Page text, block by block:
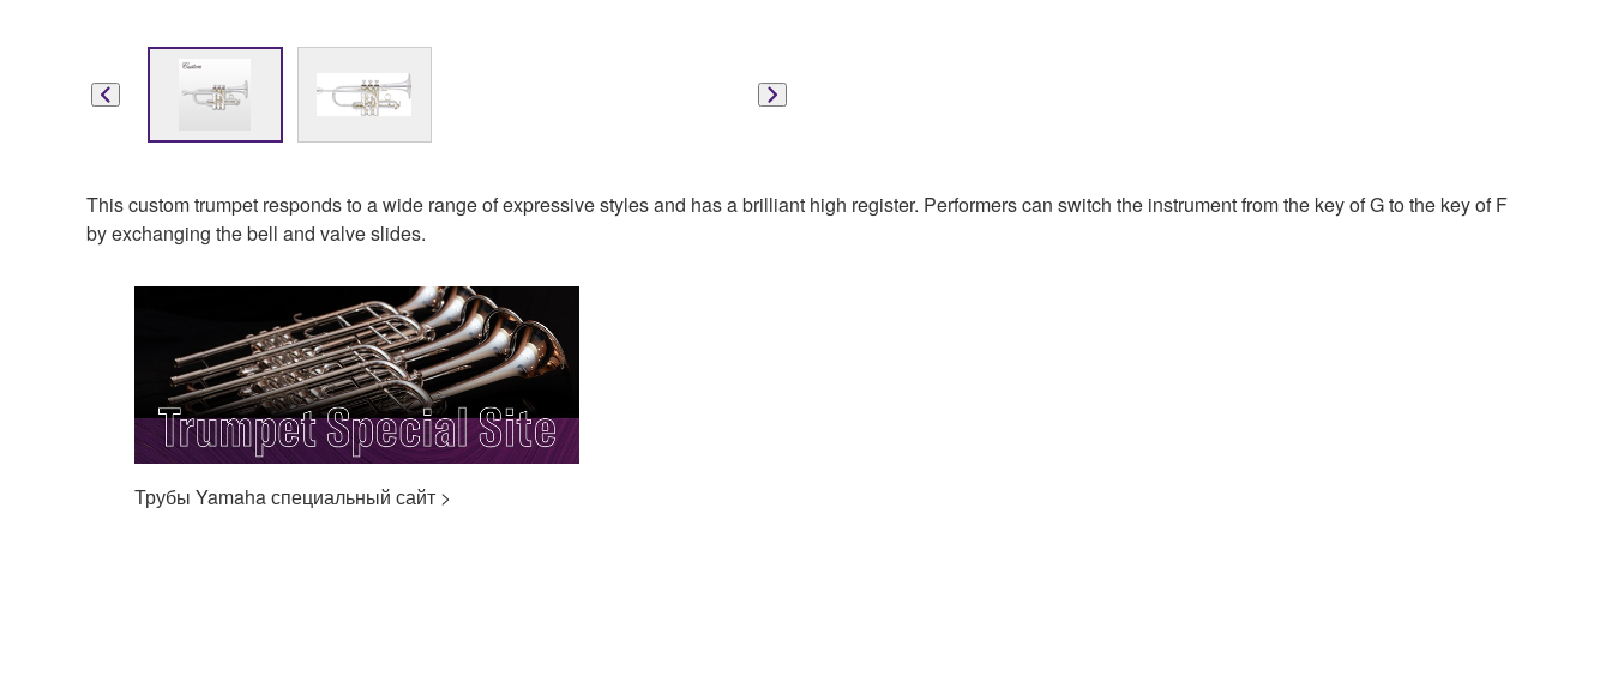
This custom trumpet responds to a wide range of expressive styles and has a brilliant high register. Performers can switch the instrument from the key of G to the key of F
by exchanging the bell and valve slides.
Трубы Yamaha специальный сайт >